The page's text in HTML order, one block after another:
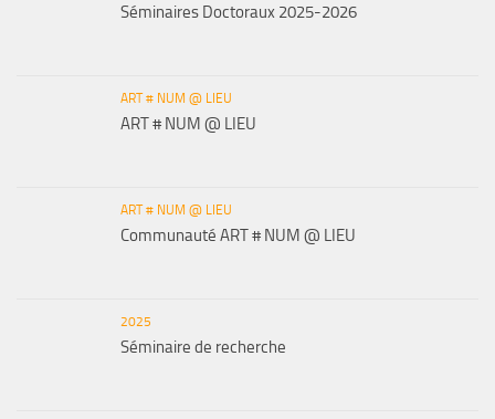
Séminaires Doctoraux 2025-2026
ART # NUM @ LIEU
ART # NUM @ LIEU
ART # NUM @ LIEU
Communauté ART # NUM @ LIEU
2025
Séminaire de recherche